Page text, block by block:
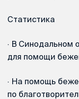
Статистика
· В Синодальном
для помощи
· На помощь
по